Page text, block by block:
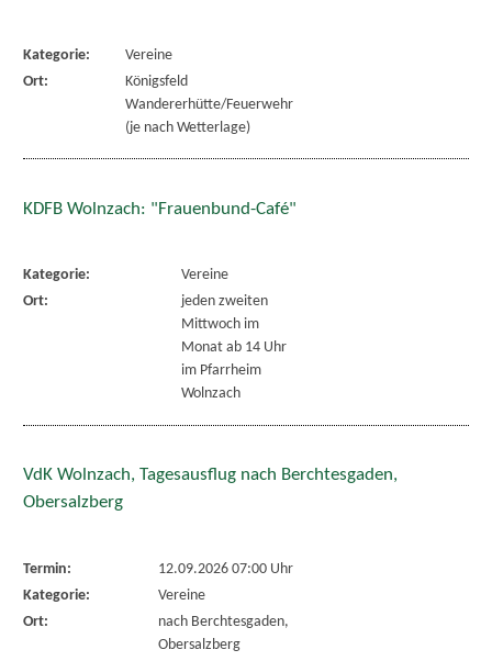
Kategorie:
Vereine
Ort:
Königsfeld
Wandererhütte/Feuerwehr
(je nach Wetterlage)
KDFB Wolnzach: "Frauenbund-Café"
Kategorie:
Vereine
Ort:
jeden zweiten
Mittwoch im
Monat ab 14 Uhr
im Pfarrheim
Wolnzach
VdK Wolnzach, Tagesausflug nach Berchtesgaden,
Obersalzberg
Termin:
12.09.2026 07:00 Uhr
Kategorie:
Vereine
Ort:
nach Berchtesgaden,
Obersalzberg